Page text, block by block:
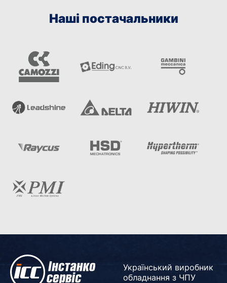
Наші постачальники
Український виробник
обладнання з ЧПУ